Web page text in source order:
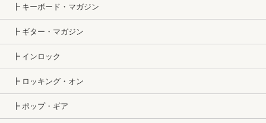
┣ キーボード・マガジン
┣ ギター・マガジン
┣ インロック
┣ ロッキング・オン
┣ ポップ・ギア